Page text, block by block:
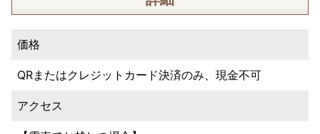
価格
QRまたはクレジットカード決済のみ、現金不可
アクセス